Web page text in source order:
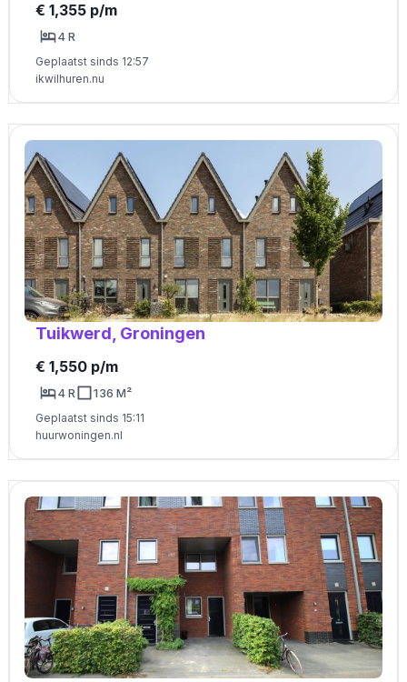
€ 1,355 p/m
4 R
Geplaatst sinds 12:57
ikwilhuren.nu
Tuikwerd, Groningen
€ 1,550 p/m
4 R 136 M²
Geplaatst sinds 15:11
huurwoningen.nl